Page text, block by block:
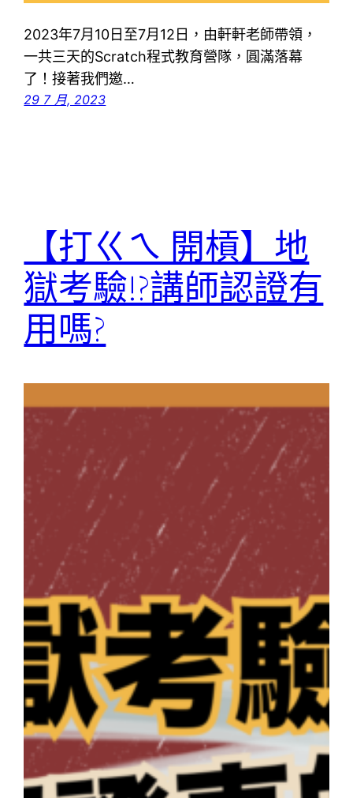
2023年7月10日至7月12日，由軒軒老師帶領，
一共三天的Scratch程式教育營隊，圓滿落幕
了！接著我們邀…
29 7 月, 2023
【打ㄍㄟ 開槓】地
獄考驗!?講師認證有
用嗎?